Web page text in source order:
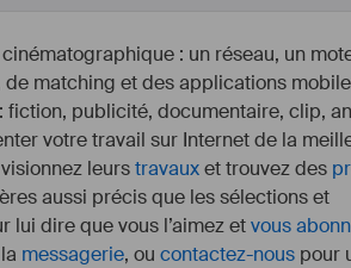
: un réseau, un
matching et des applications
publicité, documentaire, clip,
votre travail sur Internet de la
leurstravauxet trouvez des
aussi précis que les sélections et
lui dire que vous l’aimez etvous
messagerie, ou contactez-nous pour